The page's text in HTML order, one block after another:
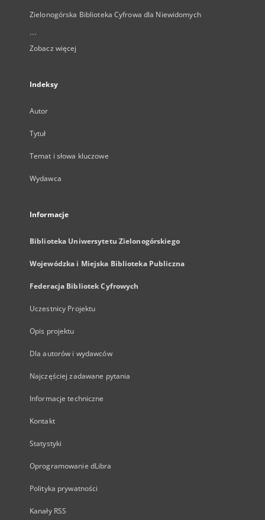
Zielonogórska Biblioteka Cyfrowa dla Niewidomych
...
Zobacz więcej
Indeksy
Autor
Tytuł
Temat i słowa kluczowe
Wydawca
Informacje
Biblioteka Uniwersytetu Zielonogórskiego
Wojewódzka i Miejska Biblioteka Publiczna
Federacja Bibliotek Cyfrowych
Uczestnicy Projektu
Opis projektu
Dla autorów i wydawców
Najczęściej zadawane pytania
Informacje techniczne
Kontakt
Statystyki
Oprogramowanie dLibra
Polityka prywatności
Kanały RSS